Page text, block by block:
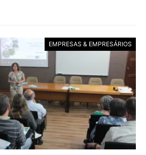
EMPRESAS & EMPRESÁRIOS